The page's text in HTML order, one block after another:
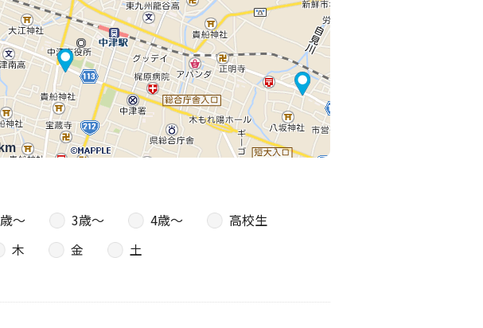
〜 3歳〜 4歳〜
高校生
木 金
土